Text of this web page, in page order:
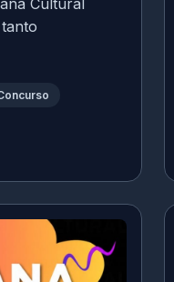
Cultural